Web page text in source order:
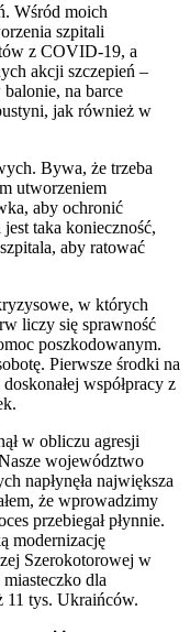
Wśród moich
szpitali
z COVID-19, a
akcji szczepień –
na barce
jak również w
Bywa, że trzeba
utworzeniem
aby ochronić
taka konieczność,
aby ratować
w których
liczy się sprawność
poszkodowanym.
Pierwsze środki na
współpracy z
w obliczu agresji
województwo
napłynęła największa
że wprowadzimy
przebiegał płynnie.
modernizację
Szerokotorowej w
dla
11 tys. Ukraińców.